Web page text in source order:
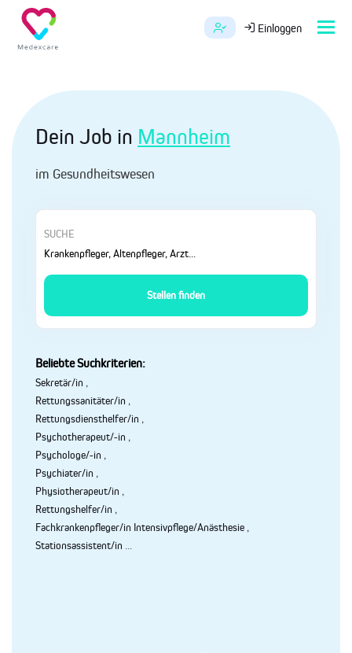
Einloggen
Dein Job in Mannheim
im Gesundheitswesen
SUCHE
Stellen finden
Beliebte Suchkriterien:
Sekretär/in ,
Rettungssanitäter/in ,
Rettungsdiensthelfer/in ,
Psychotherapeut/-in ,
Psychologe/-in ,
Psychiater/in ,
Physiotherapeut/in ,
Rettungshelfer/in ,
Fachkrankenpfleger/in Intensivpflege/Anästhesie ,
Stationsassistent/in